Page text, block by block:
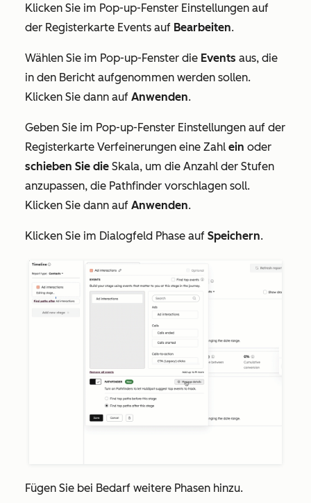
Klicken Sie im Pop-up-Fenster Einstellungen auf
der Registerkarte Events auf Bearbeiten.
Wählen Sie im Pop-up-Fenster die Events aus, die
in den Bericht aufgenommen werden sollen.
Klicken Sie dann auf Anwenden.
Geben Sie im Pop-up-Fenster Einstellungen auf der
Registerkarte Verfeinerungen eine Zahl ein oder
schieben Sie die Skala, um die Anzahl der Stufen
anzupassen, die Pathfinder vorschlagen soll.
Klicken Sie dann auf Anwenden.
Klicken Sie im Dialogfeld Phase auf Speichern.
Fügen Sie bei Bedarf weitere Phasen hinzu.